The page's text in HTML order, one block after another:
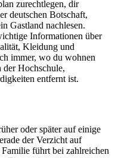
zurechtlegen, dir
deutschen Botschaft,
Gastland nachlesen.
Informationen über
Kleidung und
immer, wo du wohnen
Hochschule,
entfernt ist.
oder später auf einige
der Verzicht auf
führt bei zahlreichen